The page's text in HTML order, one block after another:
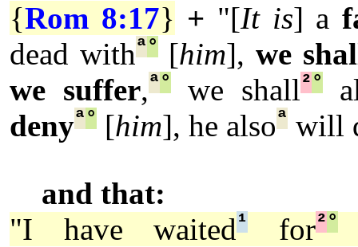
{Rom 8:17} + "[It is] a
dead withª°[him],we
we suffer,ª°we shall²°
denyª° [him], he alsoª will
and that:
"I have waited¹ for²°